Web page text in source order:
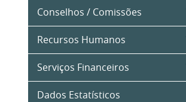
Conselhos / Comissões
Recursos Humanos
Serviços Financeiros
Dados Estatísticos